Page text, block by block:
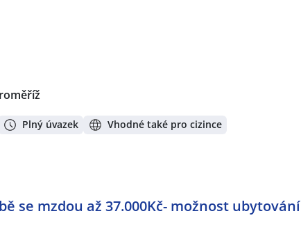
Plný úvazek Vhodné také pro cizince
se mzdou až 37.000Kč- možnost ubytování